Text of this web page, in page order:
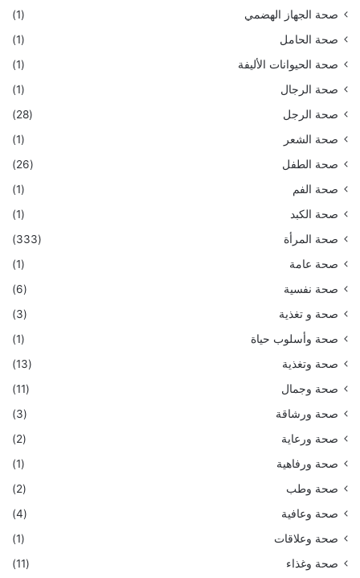
صحة الجهاز الهضمي
(1)
صحة الحامل
(1)
صحة الحيوانات الأليفة
(1)
صحة الرجال
(1)
صحة الرجل
(28)
صحة الشعر
(1)
صحة الطفل
(26)
صحة الفم
(1)
صحة الكبد
(1)
صحة المرأة
(333)
صحة عامة
(1)
صحة نفسية
(6)
صحة و تغذية
(3)
صحة وأسلوب حياة
(1)
صحة وتغذية
(13)
صحة وجمال
(11)
صحة ورشاقة
(3)
صحة ورعاية
(2)
صحة ورفاهية
(1)
صحة وطب
(2)
صحة وعافية
(4)
صحة وعلاقات
(1)
صحة وغذاء
(11)